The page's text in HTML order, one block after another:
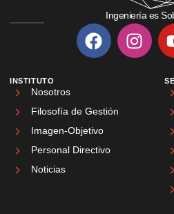
Ingeniería es
INSTITUTO
Nosotros
Filosofía de Gestión
Imagen-Objetivo
Personal Directivo
Noticias